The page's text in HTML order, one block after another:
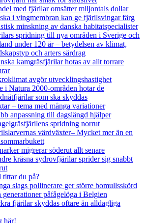
med fjärilar omsätter miljontals dollar
i vingmembran kan ge fjärilsvingar färg
minskning av danska habitatspecialister
spridning till nya områden i Sverige och
under 120 år– betydelsen av klimat,
och arters särdrag
kamgräsfjärilar hotas av allt torrare
avgör utvecklingshastighet
i Natura 2000-områden hotar de
som ska skyddas
– tema med många variationer
anpassning till dagslängd hjälper
spridning norrut
värdväxter– Mycket mer än en
migrerar söderut allt senare
kräsna sydrovfjärilar sprider sig snabbt
tittar du på?
slags pollinerare ger större bomullsskörd
generationer påfågelöga i Belgien
fjärilar skyddas oftare än alldagliga
här!